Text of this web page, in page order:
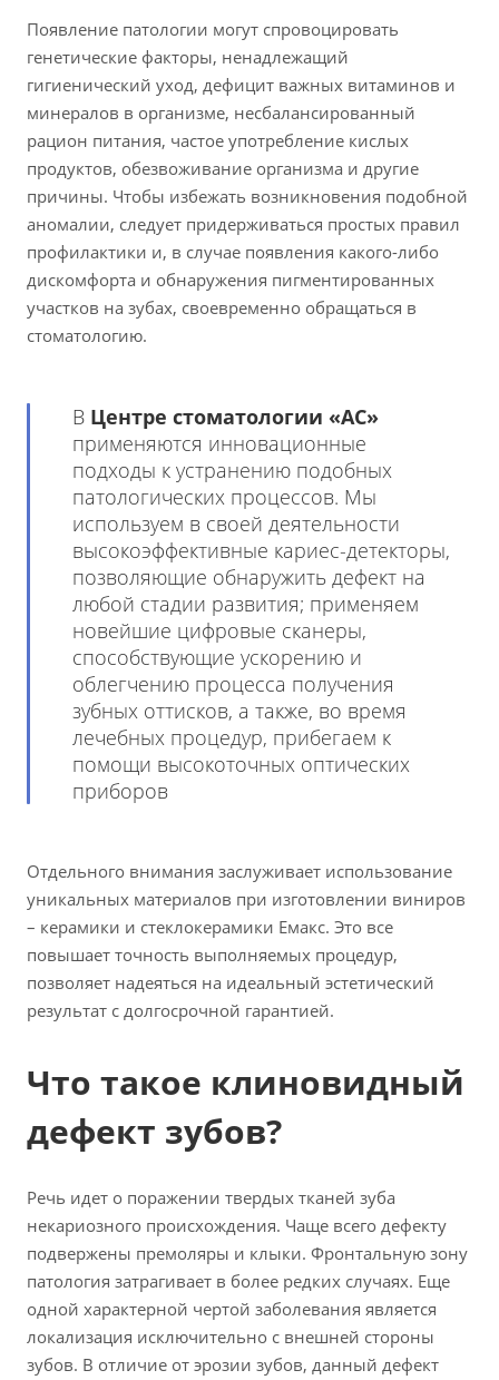
Появление патологии могут спровоцировать
генетические факторы, ненадлежащий
гигиенический уход, дефицит важных витаминов и
минералов в организме, несбалансированный
рацион питания, частое употребление кислых
продуктов, обезвоживание организма и другие
причины. Чтобы избежать возникновения подобной
аномалии, следует придерживаться простых правил
профилактики и, в случае появления какого-либо
дискомфорта и обнаружения пигментированных
участков на зубах, своевременно обращаться в
стоматологию.
В Центре стоматологии «АС»
применяются инновационные
подходы к устранению подобных
патологических процессов. Мы
используем в своей деятельности
высокоэффективные кариес-детекторы,
позволяющие обнаружить дефект на
любой стадии развития; применяем
новейшие цифровые сканеры,
способствующие ускорению и
облегчению процесса получения
зубных оттисков, а также, во время
лечебных процедур, прибегаем к
помощи высокоточных оптических
приборов
Отдельного внимания заслуживает использование
уникальных материалов при изготовлении виниров
– керамики и стеклокерамики Емакс. Это все
повышает точность выполняемых процедур,
позволяет надеяться на идеальный эстетический
результат с долгосрочной гарантией.
Что такое клиновидный
дефект зубов?
Речь идет о поражении твердых тканей зуба
некариозного происхождения. Чаще всего дефекту
подвержены премоляры и клыки. Фронтальную зону
патология затрагивает в более редких случаях. Еще
одной характерной чертой заболевания является
локализация исключительно с внешней стороны
зубов. В отличие от эрозии зубов, данный дефект